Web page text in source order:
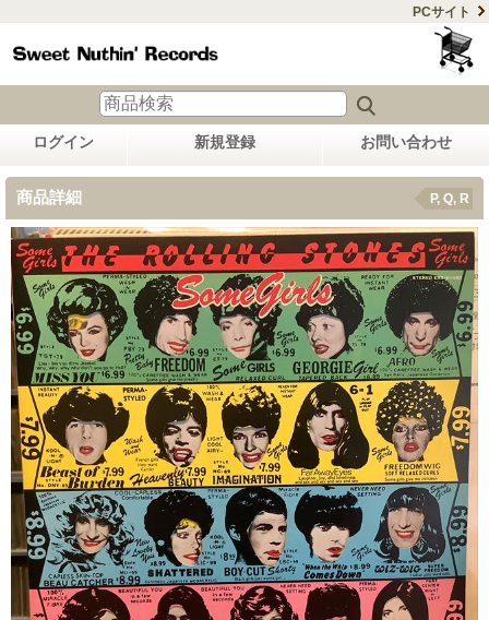
PCサイト
ログイン 新規登録 お問い合わせ
商品詳細 P, Q, R